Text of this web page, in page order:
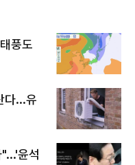
풍도
다...유
윤석